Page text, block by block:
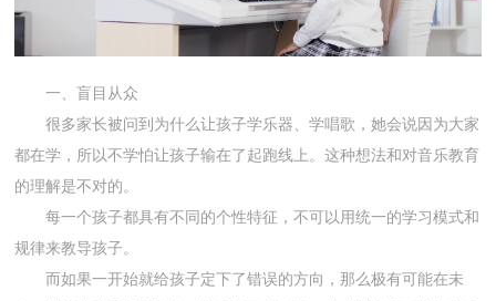
一、盲目从众
很多家长被问到为什么让孩子学乐器、学唱歌，她会说因为大家
都在学，所以不学怕让孩子输在了起跑线上。这种想法和对音乐教育
的理解是不对的。
每一个孩子都具有不同的个性特征，不可以用统一的学习模式和
规律来教导孩子。
而如果一开始就给孩子定下了错误的方向，那么极有可能在未